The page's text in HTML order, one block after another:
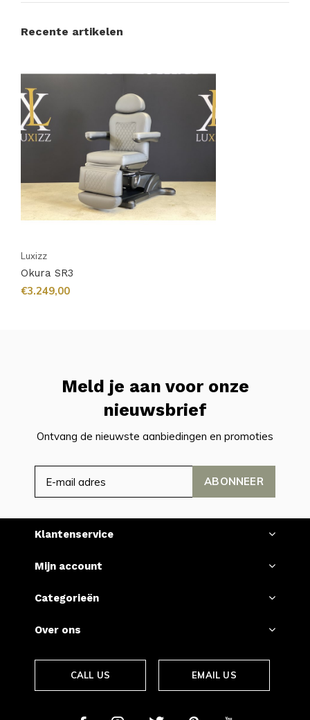
Recente artikelen
Luxizz
Okura SR3
€3.249,00
Meld je aan voor onze
nieuwsbrief
Ontvang de nieuwste aanbiedingen en promoties
ABONNEER
Klantenservice
Mijn account
Categorieën
Over ons
CALL US EMAIL US